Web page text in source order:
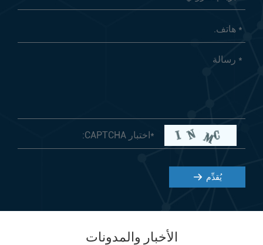
يُقدِّم
الأخبار والمدونات